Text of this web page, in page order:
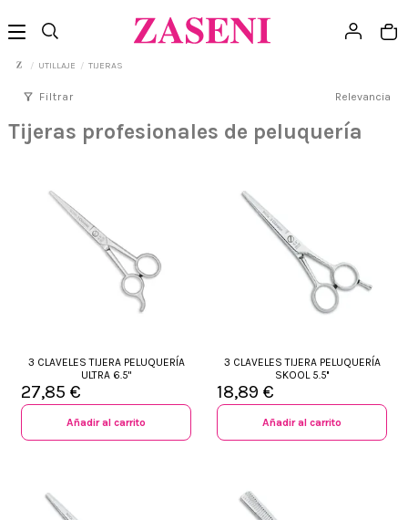
UTILLAJE TIJERAS
filter_alt Filtrar Relevancia
Tijeras profesionales de peluquería
3 CLAVELES TIJERA PELUQUERÍA
ULTRA 6.5"
27,85 €
Añadir al carrito
3 CLAVELES TIJERA PELUQUERÍA
SKOOL 5.5''
18,89 €
Añadir al carrito